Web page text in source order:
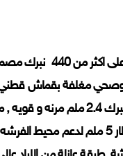
ذات مواصفات رائعة بنوعي
مغلفة بقماش قطني
ارتفاعها 27 سم و مكفولة 3 سنوات كاملة من
بحيث تكون داعمه للعمود الفقري حسب احدث